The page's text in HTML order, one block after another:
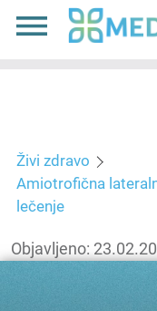
Živi zdravo
Amiotrofična
lečenje
Objavljeno: